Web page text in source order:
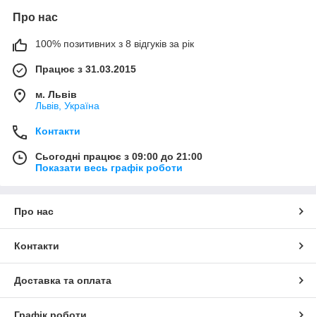
Про нас
100% позитивних з 8 відгуків за рік
Працює з 31.03.2015
м. Львів
Львів, Україна
Контакти
Сьогодні працює з 09:00 до 21:00
Показати весь графік роботи
Про нас
Контакти
Доставка та оплата